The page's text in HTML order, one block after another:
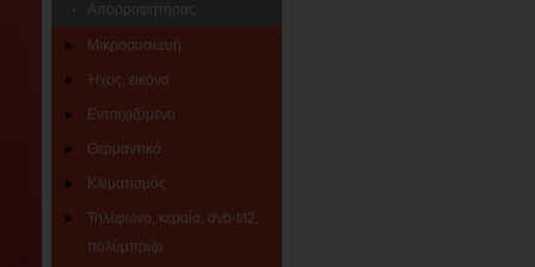
Απορροφητήρας
Μικροσυσκευή
Ήχος, εικόνα
Εντοιχιζόμενο
Θερμαντικό
Κλιματισμός
Τηλέφωνο, κεραία, dvb-t/t2,
πολύμπριζο